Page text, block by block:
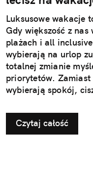
Luksusowe wakacje
Gdy większość z nas
plażach i all
wybierają na urlop
totalnej zmianie
priorytetów. Zamiast
wybierają spokój,
Czytaj całość